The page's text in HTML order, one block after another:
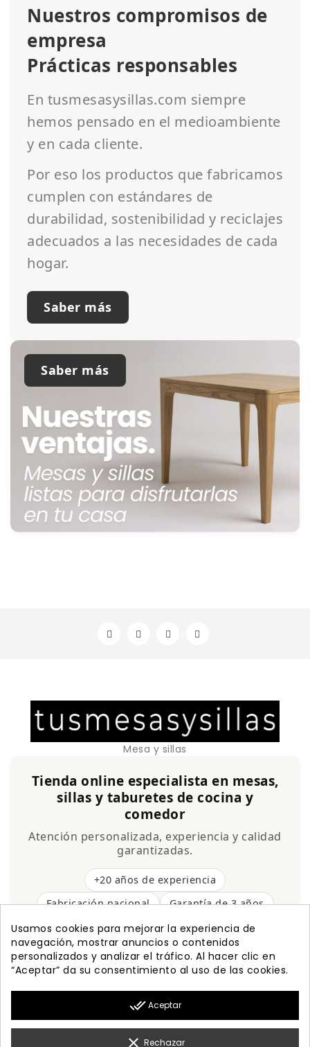
Nuestros compromisos de
empresa
Prácticas responsables
En tusmesasysillas.com siempre
hemos pensado en el medioambiente
y en cada cliente.
Por eso los productos que fabricamos
cumplen con estándares de
durabilidad, sostenibilidad y reciclajes
adecuados a las necesidades de cada
hogar.
Saber más
Saber más
Mesa y sillas
Tienda online especialista en mesas,
sillas y taburetes de cocina y
comedor
Atención personalizada, experiencia y calidad
garantizadas.
+20 años de experiencia
Fabricación nacional
Garantía de 3 años
Envío gratis
PRODUCTOS 

Usamos cookies para mejorar la experiencia de
navegación, mostrar anuncios o contenidos
personalizados y analizar el tráfico. Al hacer clic en
“Aceptar” da su consentimiento al uso de las cookies.
done_all Aceptar
clear Rechazar